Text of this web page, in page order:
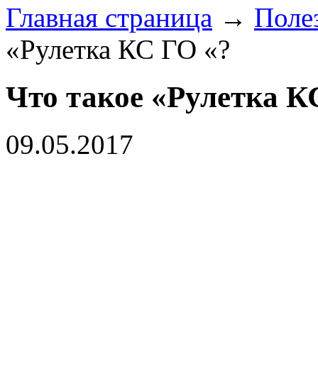
Главная страница →
«Рулетка КС ГО «?
Что такое «Рулетка
09.05.2017